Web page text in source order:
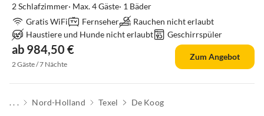
2 Schlafzimmer· Max. 4 Gäste· 1 Bäder
Gratis WiFi
Fernseher
Rauchen nicht erlaubt
Haustiere und Hunde nicht erlaubt
Geschirrspüler
ab 984,50 €
2 Gäste / 7 Nächte
Zum Angebot
. . . Nord-Holland Texel De Koog